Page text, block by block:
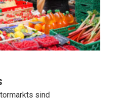
sind